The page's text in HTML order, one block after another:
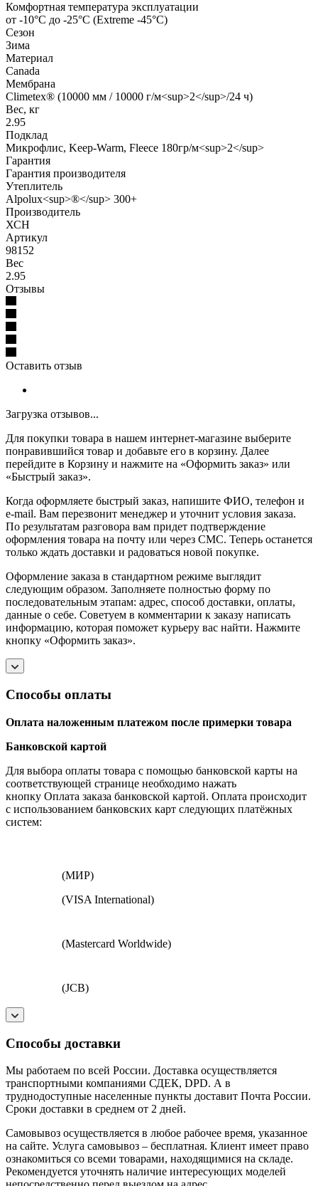
Комфортная температура эксплуатации
от -10°С до -25°С (Extreme -45°С)
Сезон
Зима
Материал
Canada
Мембрана
Climetex® (10000 мм / 10000 г/м<sup>2</sup>/24 ч)
Вес, кг
2.95
Подклад
Микрофлис, Keep-Warm, Fleece 180гр/м<sup>2</sup>
Гарантия
Гарантия производителя
Утеплитель
Alpolux<sup>®</sup> 300+
Производитель
ХСН
Артикул
98152
Вес
2.95
Отзывы
Оставить отзыв
Загрузка отзывов...
Для покупки товара в нашем интернет-магазине выберите
понравившийся товар и добавьте его в корзину. Далее
перейдите в Корзину и нажмите на «Оформить заказ» или
«Быстрый заказ».
Когда оформляете быстрый заказ, напишите ФИО, телефон и
e-mail. Вам перезвонит менеджер и уточнит условия заказа.
По результатам разговора вам придет подтверждение
оформления товара на почту или через СМС. Теперь останется
только ждать доставки и радоваться новой покупке.
Оформление заказа в стандартном режиме выглядит
следующим образом. Заполняете полностью форму по
последовательным этапам: адрес, способ доставки, оплаты,
данные о себе. Советуем в комментарии к заказу написать
информацию, которая поможет курьеру вас найти. Нажмите
кнопку «Оформить заказ».
Способы оплаты
Оплата наложенным платежом после примерки товара
Банковской картой
Для выбора оплаты товара с помощью банковской карты на
соответствующей странице необходимо нажать
кнопку Оплата заказа банковской картой. Оплата происходит
с использованием банковских карт следующих платёжных
систем:
(МИР)
(VISA International)
(Mastercard Worldwide)
(JCB)
Способы доставки
Мы работаем по всей России. Доставка осуществляется
транспортными компаниями СДЕК, DPD. А в
труднодоступные населенные пункты доставит Почта России.
Сроки доставки в среднем от 2 дней.
Самовывоз осуществляется в любое рабочее время, указанное
на сайте. Услуга самовывоз – бесплатная. Клиент имеет право
ознакомиться со всеми товарами, находящимися на складе.
Рекомендуется уточнять наличие интересующих моделей